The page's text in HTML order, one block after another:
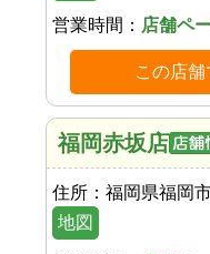
営業時間： 店舗ペ
この店
福岡赤坂店
住所： 福岡県福岡
地図